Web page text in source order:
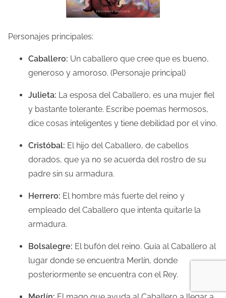
Personajes principales:
Caballero: Un caballero que cree que es bueno,
generoso y amoroso. (Personaje principal)
Julieta: La esposa del Caballero, es una mujer fiel
y bastante tolerante. Escribe poemas hermosos,
dice cosas inteligentes y tiene debilidad por el vino.
Cristóbal: El hijo del Caballero, de cabellos
dorados, que ya no se acuerda del rostro de su
padre sin su armadura.
Herrero: El hombre más fuerte del reino y
empleado del Caballero que intenta quitarle la
armadura.
Bolsalegre: El bufón del reino. Guía al Caballero al
lugar donde se encuentra Merlín, donde
posteriormente se encuentra con el Rey.